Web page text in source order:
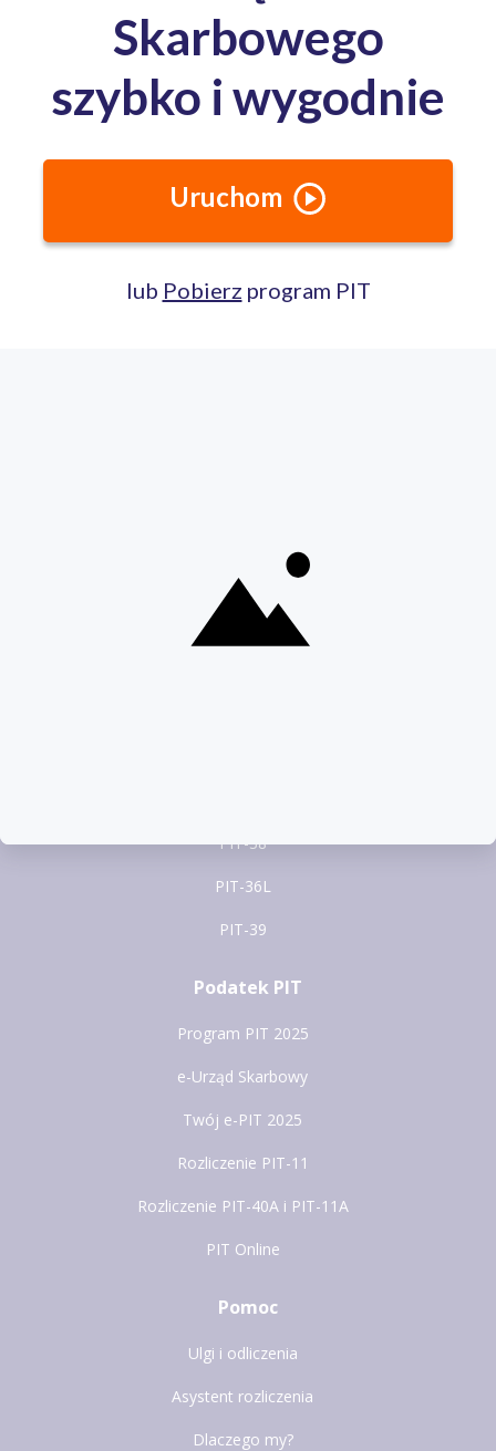
PIT-38
PIT-36L
PIT-39
Podatek PIT
Program PIT 2025
e-Urząd Skarbowy
Twój e-PIT 2025
Rozliczenie PIT-11
Rozliczenie PIT-40A i PIT-11A
PIT Online
Pomoc
Ulgi i odliczenia
Asystent rozliczenia
Dlaczego my?